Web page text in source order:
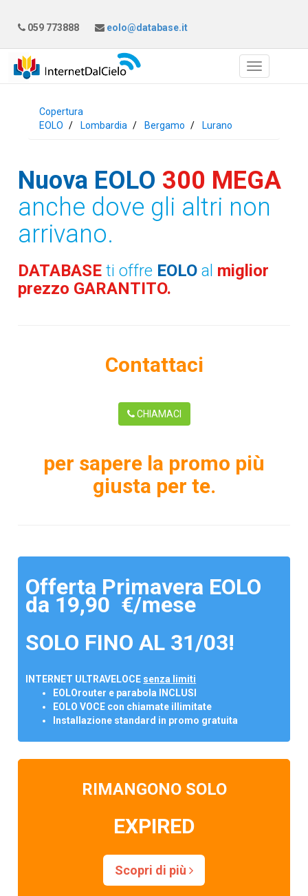
059 773888 eolo@database.it
Copertura
EOLO
Lombardia Bergamo Lurano
Nuova EOLO 300 MEGA
anche dove gli altri non
arrivano.
DATABASEti offre EOLO al miglior
prezzo GARANTITO.
Contattaci
CHIAMACI
per sapere la promo più
giusta per te.
Offerta Primavera EOLO
da 19,90 €/mese
SOLO FINO AL 31/03!
INTERNET ULTRAVELOCE senza limiti
EOLOrouter e parabola INCLUSI
EOLO VOCE con chiamate illimitate
Installazione standard in promo gratuita
RIMANGONO SOLO
EXPIRED
Scopri di più